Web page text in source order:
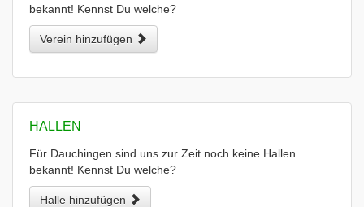
bekannt! Kennst Du welche?
Verein hinzufügen
HALLEN
Für Dauchingen sind uns zur Zeit noch keine Hallen
bekannt! Kennst Du welche?
Halle hinzufügen